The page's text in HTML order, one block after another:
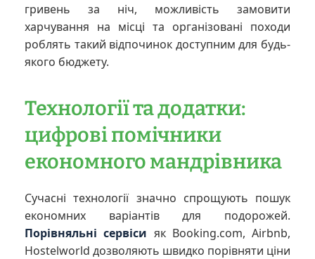
гривень за ніч, можливість замовити
харчування на місці та організовані походи
роблять такий відпочинок доступним для будь-
якого бюджету.
Технології та додатки:
цифрові помічники
економного мандрівника
Сучасні технології значно спрощують пошук
економних варіантів для подорожей.
Порівняльні сервіси як Booking.com, Airbnb,
Hostelworld дозволяють швидко порівняти ціни